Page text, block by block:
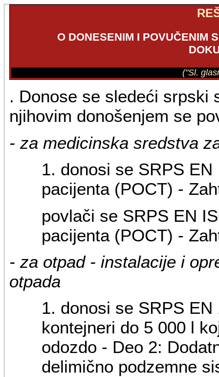
O DONESENIM I POVUČENIM
("Sl.
. Donose se sledeći srpski
njihovim donošenjem se
- za medicinska sredstva
1. donosi se SRPS
pacijenta (POCT) -
povlači se SRPS EN
pacijenta (POCT) -
- za otpad - instalacije i
otpada
1. donosi se SRPS
kontejneri do 5 000 l
odozdo - Deo 2:
delimično podzemne